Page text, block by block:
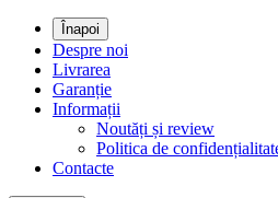
Înapoi
Despre noi
Livrarea
Garanție
Informații
Noutăți și review
Politica de
Contacte